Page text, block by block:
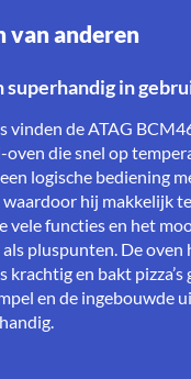
van anderen
superhandig in
vinden de ATAG
oven die snel op
logische bediening
hij makkelijk
vele functies en het
pluspunten. De oven
krachtig en bakt pizza’s
en de ingebouwde